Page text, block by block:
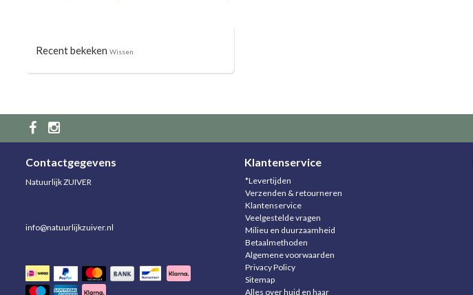
Recent bekeken Wissen
Contactgegevens
Natuurlijk ZUIVER
info@natuurlijkzuiver.nl
Klantenservice
*Levertijden
Verzenden & retourneren
Klantenservice
Veelgestelde vragen
Milieu en duurzaamheid
Betaalmethoden
Algemene voorwaarden
Privacy Policy
Sitemap
Alles over huid en haar